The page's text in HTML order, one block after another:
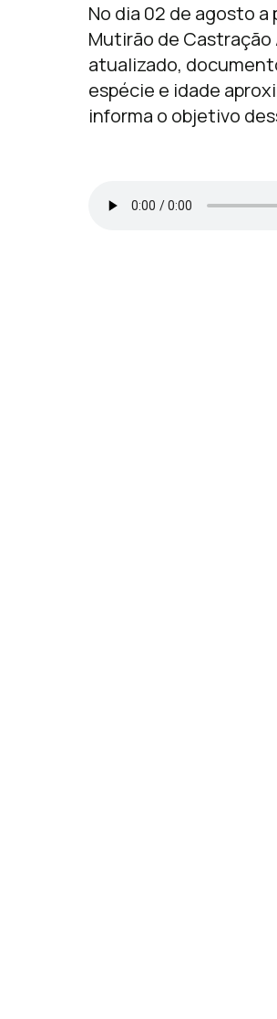
No dia 02 de agosto a
Mutirão de
atualizado,
espécie e idade
informa o objetivo